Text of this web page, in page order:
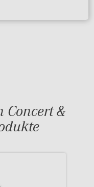
Concert &